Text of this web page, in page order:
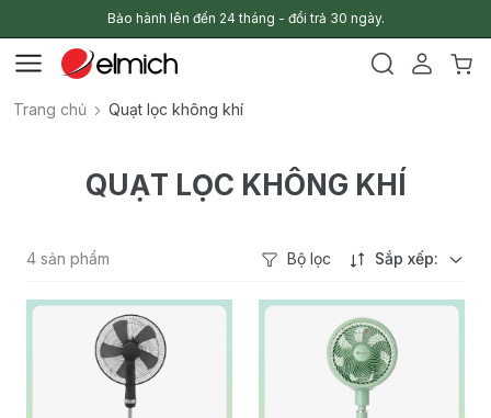
Bảo hành lên đến 24 tháng - đổi trả 30 ngày.
Trang chủ Quạt lọc không khí
QUẠT LỌC KHÔNG KHÍ
4 sản phẩm Bộ lọc Sắp xếp: